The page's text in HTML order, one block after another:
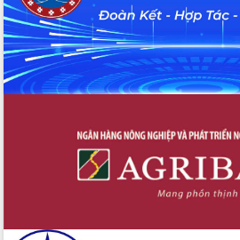
Tập huấn nâng cao năng lực triển khai
chuyển đổi số cho cán bộ, công chức
cấp xã
Đắk Lắk phát động hưởng ứng Ngày
Quyền của người tiêu dùng Việt Nam
Đẩy mạnh cải cách hành chính, quyết
tâm đạt được mục tiêu tăng trưởng
hai con số trong năm 2026
Tổ chức trang trọng Lễ hội Đền thờ
Phó Bí thư Tỉnh ủy Đắk Lắk Đỗ Hữu